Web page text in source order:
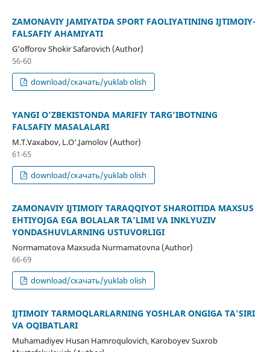
ZAMONAVIY JAMIYATDA SPORT FAOLIYATINING IJTIMOIY-
FALSAFIY AHAMIYATI
G‘offorov Shokir Safarovich (Author)
56-60
download/скачать/yuklab olish
YANGI O‘ZBEKISTONDA MARIFIY TARG‘IBOTNING
FALSAFIY MASALALARI
M.T.Vaxabov, L.O‘.Jamolov (Author)
61-65
download/скачать/yuklab olish
ZAMONAVIY IJTIMOIY TARAQQIYOT SHAROITIDA MAXSUS
EHTIYOJGA EGA BOLALAR TA’LIMI VA INKLYUZIV
YONDASHUVLARNING USTUVORLIGI
Normamatova Maxsuda Nurmamatovna (Author)
66-69
download/скачать/yuklab olish
IJTIMOIY TARMOQLARLARNING YOSHLAR ONGIGA TA'SIRI
VA OQIBATLARI
Muhamadiyev Husan Hamroqulovich, Karoboyev Suxrob